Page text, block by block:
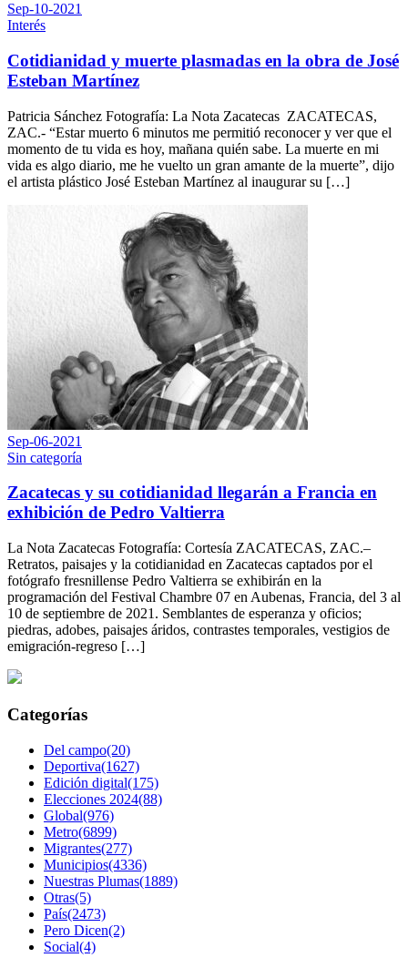
Sep-10-2021
Interés
Cotidianidad y muerte plasmadas en la obra de José
Esteban Martínez
Patricia Sánchez Fotografía: La Nota Zacatecas ZACATECAS,
ZAC.- “Estar muerto 6 minutos me permitió reconocer y ver que el
momento de tu vida es hoy, mañana quién sabe. La muerte en mi
vida es algo diario, me he vuelto un gran amante de la muerte”, dijo
el artista plástico José Esteban Martínez al inaugurar su […]
Sep-06-2021
Sin categoría
Zacatecas y su cotidianidad llegarán a Francia en
exhibición de Pedro Valtierra
La Nota Zacatecas Fotografía: Cortesía ZACATECAS, ZAC.–
Retratos, paisajes y la cotidianidad en Zacatecas captados por el
fotógrafo fresnillense Pedro Valtierra se exhibirán en la
programación del Festival Chambre 07 en Aubenas, Francia, del 3 al
10 de septiembre de 2021. Semblantes de esperanza y oficios;
piedras, adobes, paisajes áridos, contrastes temporales, vestigios de
emigración-regreso […]
Categorías
Del campo(20)
Deportiva(1627)
Edición digital(175)
Elecciones 2024(88)
Global(976)
Metro(6899)
Migrantes(277)
Municipios(4336)
Nuestras Plumas(1889)
Otras(5)
País(2473)
Pero Dicen(2)
Social(4)